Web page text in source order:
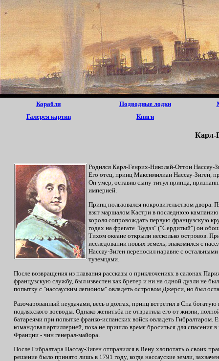
Корабли Подводные лодки
Галерея картин
Книги
Карл-
Родился Карл-Генрих-Николай-Оттон Нассау-
Его отец, принц Максимилиан Нассау-Зиген,
Он умер, оставив сыну титул принца,
империей.
Принц пользовался покровительством
взят маршалом Кастри в последнюю
короля сопровождать первую французскую
годах на фрегате "Будэз" ("Сердитый") он
Тихом океане открыли несколько островов.
исследовании новых земель, знакомился с
Нассау-Зиген переносил наравне с
туземцами.
После возвращения из плавания рассказы о приключениях в салонах
французскую службу, был известен как бретер и ни на одной дуэли не
попытку с "нассауским легионом" овладеть островом Джерси, но был
Разочарованный неудачами, весь в долгах, принц встретил в Спа
подляхского воеводы. Однако женитьба не отвратила его от жизни,
батареями при попытке франко-испанских войск овладеть Гибралтаром.
командовал артиллерией, пока не пришло время броситься для спасения
Франции - чин генерал-майора.
После Гибралтара Нассау-Зиген отправился в Вену хлопотать о своих
решение было принято лишь в 1791 году, когда нассауские земли,